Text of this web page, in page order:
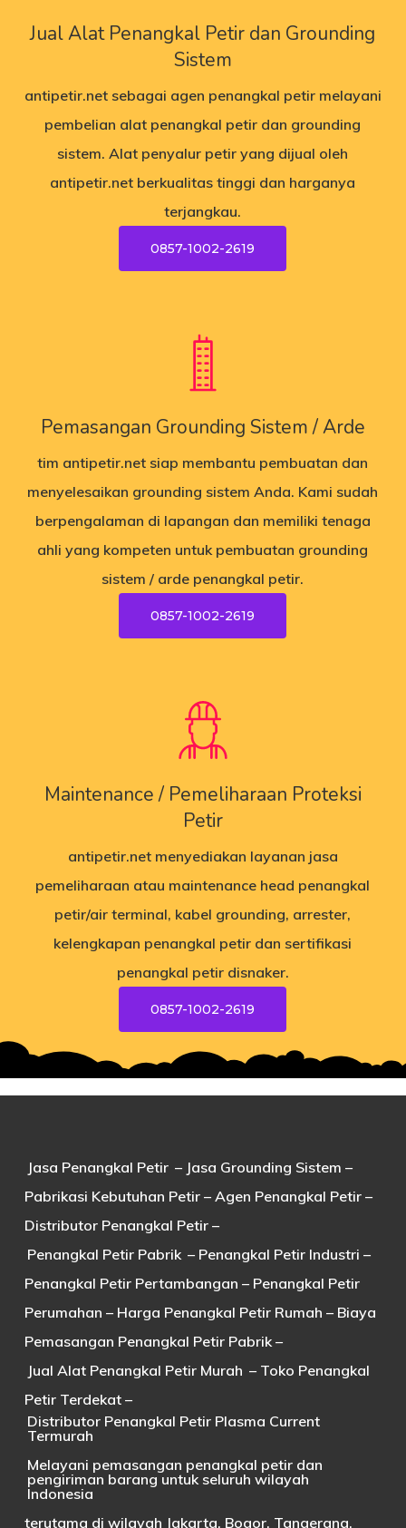
Jual Alat Penangkal Petir dan Grounding
Sistem
antipetir.net sebagai agen penangkal petir melayani
pembelian alat penangkal petir dan grounding
sistem. Alat penyalur petir yang dijual oleh
antipetir.net berkualitas tinggi dan harganya
terjangkau.
0857-1002-2619
Pemasangan Grounding Sistem / Arde
tim antipetir.net siap membantu pembuatan dan
menyelesaikan grounding sistem Anda. Kami sudah
berpengalaman di lapangan dan memiliki tenaga
ahli yang kompeten untuk pembuatan grounding
sistem / arde penangkal petir.
0857-1002-2619
Maintenance / Pemeliharaan Proteksi
Petir
antipetir.netmenyediakan layanan jasa
pemeliharaan atau maintenance head penangkal
petir/air terminal, kabel grounding, arrester,
kelengkapan penangkal petir dan sertifikasi
penangkal petir disnaker.
0857-1002-2619
Jasa Penangkal Petir – Jasa Grounding Sistem –
Pabrikasi Kebutuhan Petir – Agen Penangkal Petir –
Distributor Penangkal Petir –
Penangkal Petir Pabrik – Penangkal Petir Industri –
Penangkal Petir Pertambangan – Penangkal Petir
Perumahan – Harga Penangkal Petir Rumah – Biaya
Pemasangan Penangkal Petir Pabrik –
Jual Alat Penangkal Petir Murah – Toko Penangkal
Petir Terdekat –
Distributor Penangkal Petir Plasma Current
Termurah
Melayani pemasangan penangkal petir dan
pengiriman barang untuk seluruh wilayah
Indonesia
terutama di wilayah Jakarta, Bogor, Tangerang,